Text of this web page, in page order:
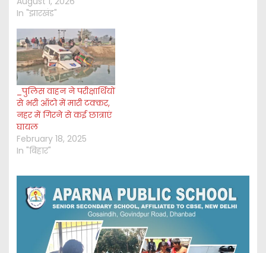
In "झारखंड"
_पुलिस वाहन ने परीक्षार्थियों
से भरी ऑटो में मारी टक्कर,
नहर में गिरने से कई छात्राएं
घायल
February 18, 2025
In "बिहार"